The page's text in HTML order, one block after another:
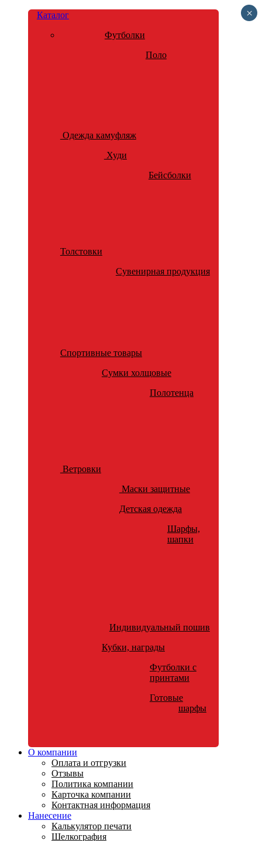
Каталог
Футболки
Поло
Одежда камуфляж
Худи
Бейсболки
Толстовки
Сувенирная продукция
Спортивные товары
Сумки холщовые
Полотенца
Ветровки
Маски защитные
Детская одежда
Шарфы,
шапки
Индивидуальный пошив
Кубки, награды
Футболки с
принтами
Готовые
шарфы
О компании
Оплата и отгрузки
Отзывы
Политика компании
Карточка компании
Контактная информация
Нанесение
Калькулятор печати
Шелкография
×